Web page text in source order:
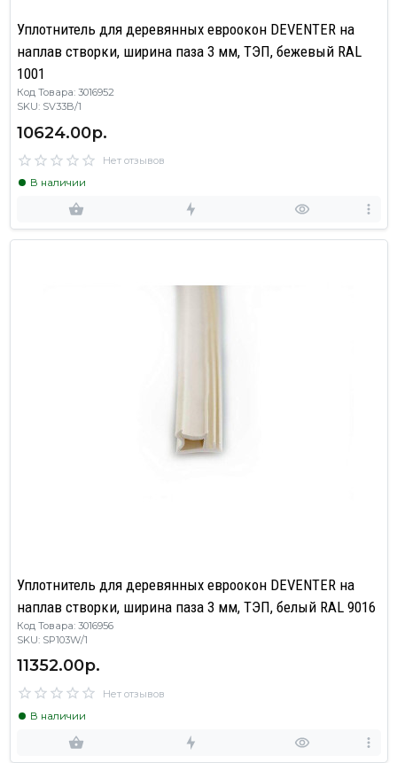
Уплотнитель для деревянных евроокон DEVENTER на
наплав створки, ширина паза 3 мм, ТЭП, бежевый RAL
1001
Код Товара: 3016952
SKU: SV33B/1
10624.00р.
Нет отзывов
В наличии
Уплотнитель для деревянных евроокон DEVENTER на
наплав створки, ширина паза 3 мм, ТЭП, белый RAL 9016
Код Товара: 3016956
SKU: SP103W/1
11352.00р.
Нет отзывов
В наличии